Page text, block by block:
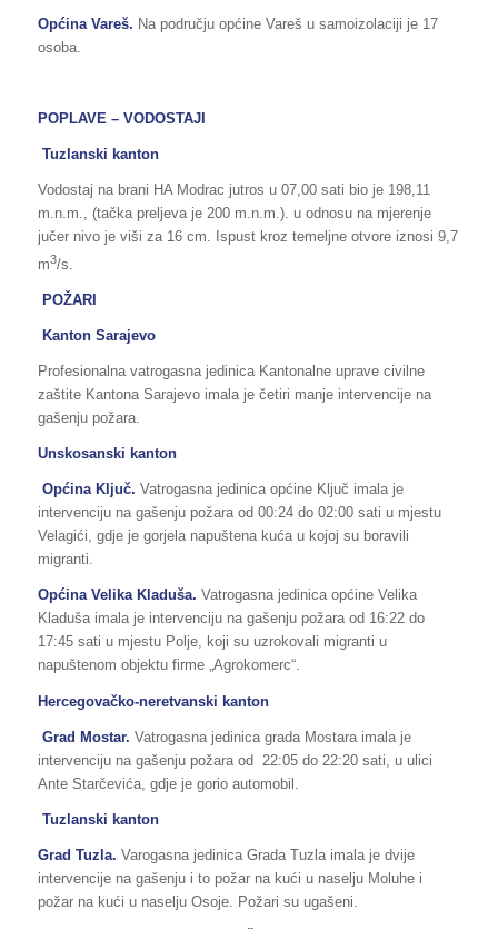
Općina Vareš. Na području općine Vareš u samoizolaciji je 17
osoba.
POPLAVE – VODOSTAJI
Tuzlanski kanton
Vodostaj na brani HA Modrac jutros u 07,00 sati bio je 198,11
m.n.m., (tačka preljeva je 200 m.n.m.). u odnosu na mjerenje
jučer nivo je viši za 16 cm. Ispust kroz temeljne otvore iznosi 9,7
m3/s.
POŽARI
Kanton Sarajevo
Profesionalna vatrogasna jedinica Kantonalne uprave civilne
zaštite Kantona Sarajevo imala je četiri manje intervencije na
gašenju požara.
Unskosanski kanton
Općina Ključ. Vatrogasna jedinica općine Ključ imala je
intervenciju na gašenju požara od 00:24 do 02:00 sati u mjestu
Velagići, gdje je gorjela napuštena kuća u kojoj su boravili
migranti.
Općina Velika Kladuša. Vatrogasna jedinica općine Velika
Kladuša imala je intervenciju na gašenju požara od 16:22 do
17:45 sati u mjestu Polje, koji su uzrokovali migranti u
napuštenom objektu firme „Agrokomerc“.
Hercegovačko-neretvanski kanton
Grad Mostar. Vatrogasna jedinica grada Mostara imala je
intervenciju na gašenju požara od 22:05 do 22:20 sati, u ulici
Ante Starčevića, gdje je gorio automobil.
Tuzlanski kanton
Grad Tuzla. Varogasna jedinica Grada Tuzla imala je dvije
intervencije na gašenju i to požar na kući u naselju Moluhe i
požar na kući u naselju Osoje. Požari su ugašeni.